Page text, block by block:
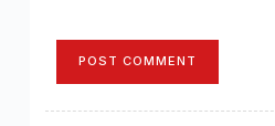
POST COMMENT